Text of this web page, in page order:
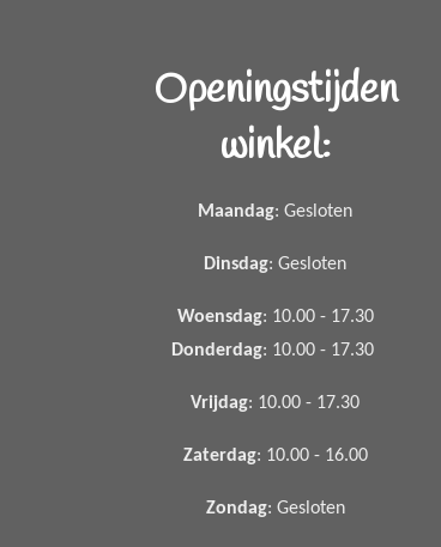
Openingstijden
winkel:
Maandag: Gesloten
Dinsdag: Gesloten
Woensdag: 10.00 - 17.30
Donderdag: 10.00 - 17.30
Vrijdag: 10.00 - 17.30
Zaterdag: 10.00 - 16.00
Zondag: Gesloten